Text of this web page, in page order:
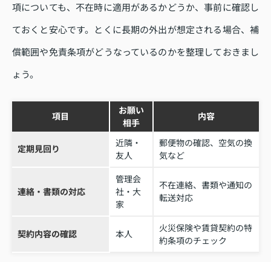
項についても、不在時に適用があるかどうか、事前に確認し
ておくと安心です。とくに長期の外出が想定される場合、補
償範囲や免責条項がどうなっているのかを整理しておきまし
ょう。
項目
お願い
相手
内容
定期見回り
近隣・
友人
郵便物の確認、空気の換
気など
連絡・書類の対応
管理会
社・大
家
不在連絡、書類や通知の
転送対応
契約内容の確認 本人
火災保険や賃貸契約の特
約条項のチェック